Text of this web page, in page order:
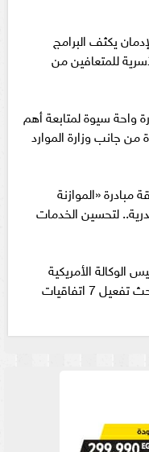
يكثف البرامج
للمتعافين من
واحة سيوة لمتابعة أهم
من جانب وزارة الموارد
مبادرة «الموازنة
لتحسين الخدمات
الوكالة الأمريكية
7 اتفاقيات